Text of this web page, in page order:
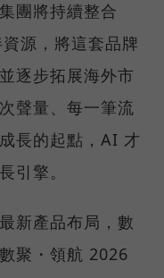
團將持續整合
源，將這套品牌
逐步拓展海外市
聲量、每一筆流
長的起點，AI 才
引擎。
新產品布局，數
聚・領航 2026